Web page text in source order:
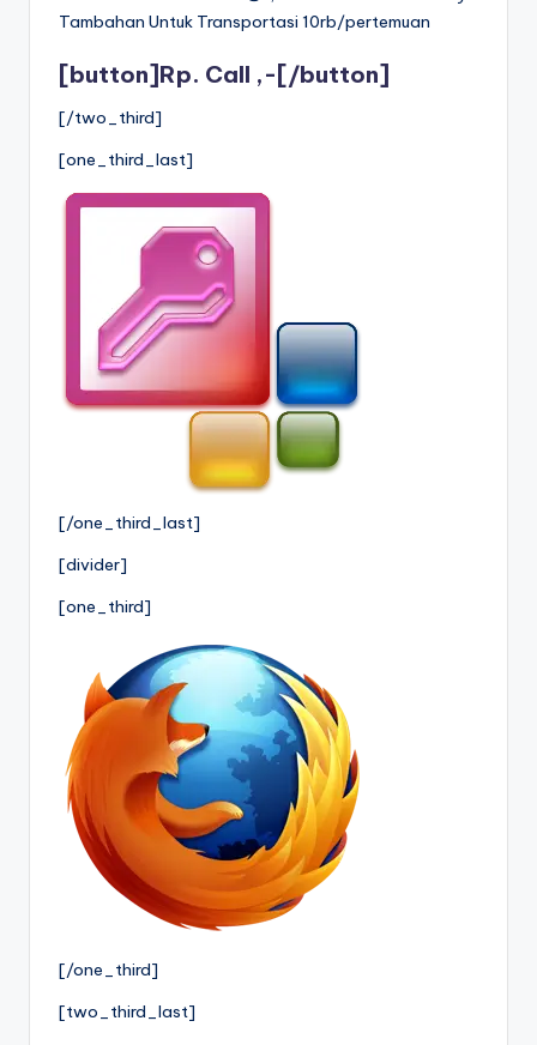
Tambahan Untuk Transportasi 10rb/pertemuan
[button]Rp. Call ,-[/button]
[/two_third]
[one_third_last]
[/one_third_last]
[divider]
[one_third]
[/one_third]
[two_third_last]